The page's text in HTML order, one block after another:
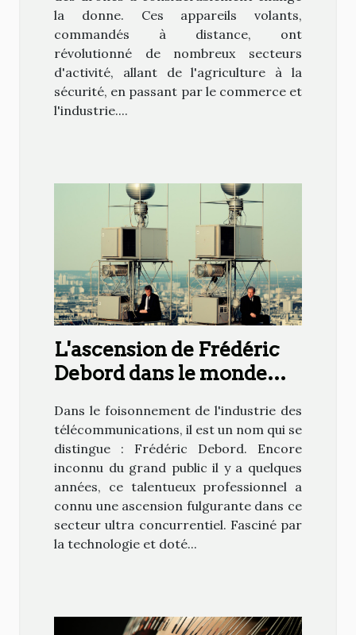
la donne. Ces appareils volants,
commandés à distance, ont
révolutionné de nombreux secteurs
d'activité, allant de l'agriculture à la
sécurité, en passant par le commerce et
l'industrie....
L'ascension de Frédéric
Debord dans le monde
Dans le foisonnement de l'industrie des
télécommunications, il est un nom qui se
distingue : Frédéric Debord. Encore
inconnu du grand public il y a quelques
années, ce talentueux professionnel a
connu une ascension fulgurante dans ce
secteur ultra concurrentiel. Fasciné par
la technologie et doté...